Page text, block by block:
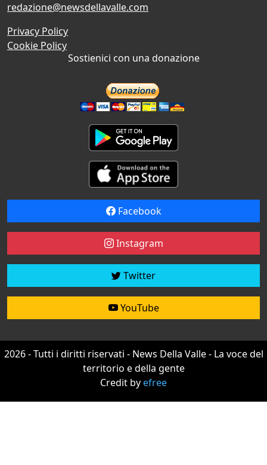
redazione@newsdellavalle.com
Privacy Policy
Cookie Policy
Sostienici con una donazione
Facebook
Instagram
Twitter
YouTube
2026 - Tutti i diritti riservati - News Della Valle - La voce del
territorio e della gente
Credit byefree